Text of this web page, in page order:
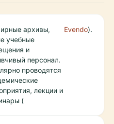
архивы,
учебные
и
персонал.
проводятся
лекции и
(
Evendo).